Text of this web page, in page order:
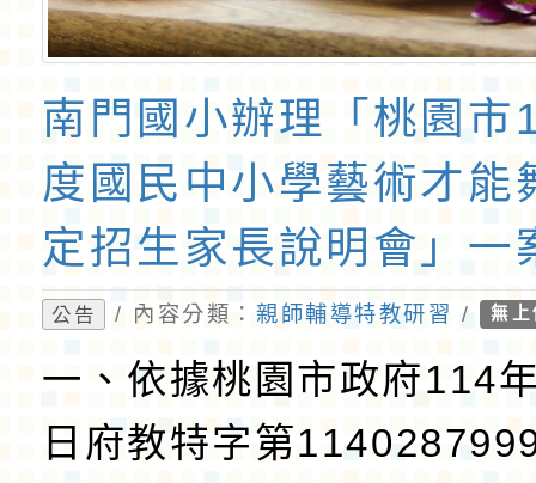
南門國小辦理「桃園市
度國民中小學藝術才能
定招生家長說明會」一
公告 / 內容分類：親師輔導特教研習 / 無
一、依據桃園市政府114
日府教特字第